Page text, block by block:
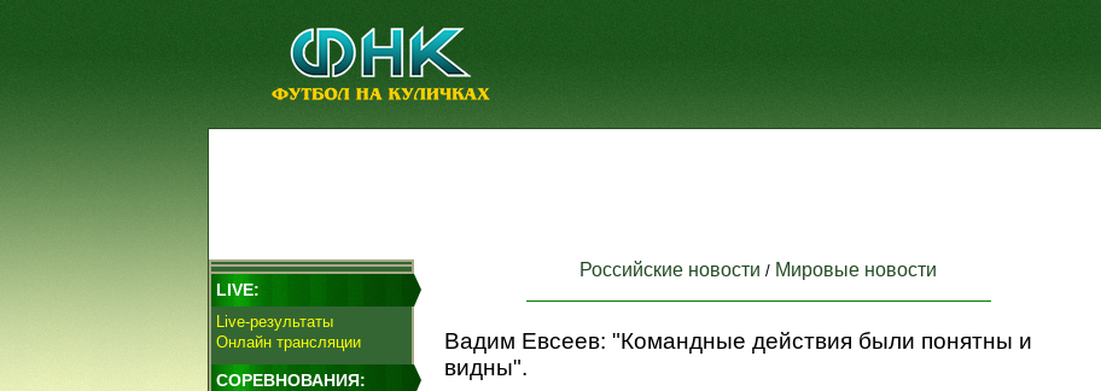
LIVE:
Live-результаты
Онлайн трансляции
СОРЕВНОВАНИЯ:
Российские новости / Мировые новости
Вадим Евсеев: "Командные действия были понятны и
видны".